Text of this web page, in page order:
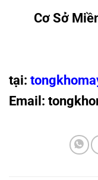
Cơ Sở
tại:
Email: